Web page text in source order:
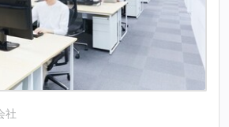
社